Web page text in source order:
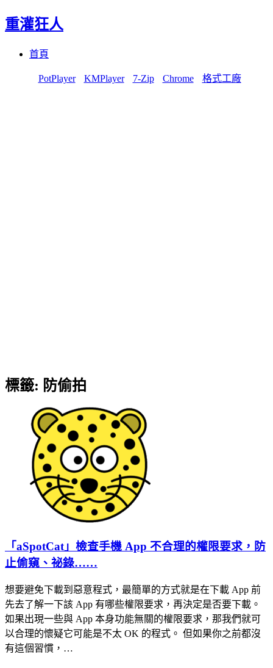
重灌狂人
首頁
PotPlayer KMPlayer 7-Zip Chrome 格式工廠
標籤: 防偷拍
「aSpotCat」檢查手機 App 不合理的權限要求，防
止偷窺、祕錄……
想要避免下載到惡意程式，最簡單的方式就是在下載 App 前
先去了解一下該 App 有哪些權限要求，再決定是否要下載。
如果出現一些與 App 本身功能無關的權限要求，那我們就可
以合理的懷疑它可能是不太 OK 的程式。 但如果你之前都沒
有這個習慣，…